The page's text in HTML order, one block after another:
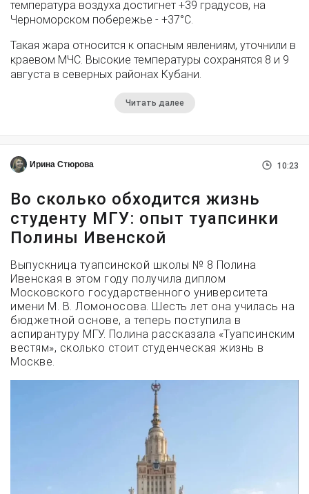
температура воздуха достигнет +39 градусов, на
Черноморском побережье - +37°­С.
Такая жара относится к опасным явлениям, уточнили в
краевом МЧС. Высокие температуры сохранятся 8 и 9
августа в северных районах Кубани.
Читать далее
Ирина Стюрова 10:23
Во сколько обходится жизнь
студенту МГУ: опыт туапсинки
Полины Ивенской
Выпускница туапсинской школы № 8 Полина
Ивенская в этом году получила диплом
Московского государственного университета
имени М. В. Ломоносова. Шесть лет она училась на
бюджетной основе, а теперь поступила в
аспирантуру МГУ. Полина рассказала «Туапсинским
вестям», сколько стоит студенческая жизнь в
Москве.